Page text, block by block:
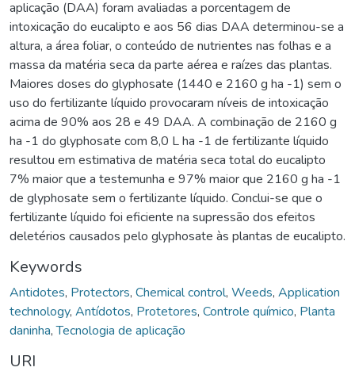
aplicação (DAA) foram avaliadas a porcentagem de
intoxicação do eucalipto e aos 56 dias DAA determinou-se a
altura, a área foliar, o conteúdo de nutrientes nas folhas e a
massa da matéria seca da parte aérea e raízes das plantas.
Maiores doses do glyphosate (1440 e 2160 g ha -1) sem o
uso do fertilizante líquido provocaram níveis de intoxicação
acima de 90% aos 28 e 49 DAA. A combinação de 2160 g
ha -1 do glyphosate com 8,0 L ha -1 de fertilizante líquido
resultou em estimativa de matéria seca total do eucalipto
7% maior que a testemunha e 97% maior que 2160 g ha -1
de glyphosate sem o fertilizante líquido. Conclui-se que o
fertilizante líquido foi eficiente na supressão dos efeitos
deletérios causados pelo glyphosate às plantas de eucalipto.
Keywords
Antidotes, Protectors, Chemical control, Weeds, Application
technology, Antídotos, Protetores, Controle químico, Planta
daninha,Tecnologia de aplicação
URI